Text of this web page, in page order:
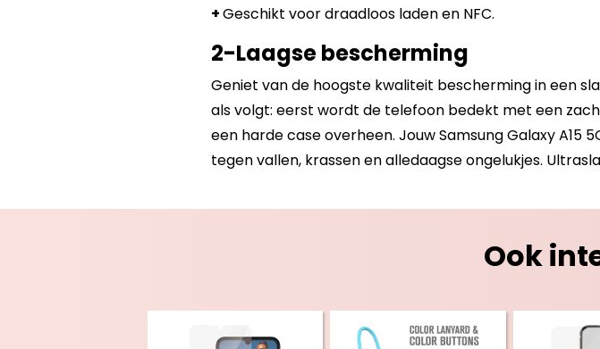
+Geschikt voor draadloos laden en NFC.
2-Laagse bescherming
Geniet van de hoogste kwaliteit bescherming in een
als volgt: eerst wordt de telefoon bedekt met een
een harde case overheen. Jouw Samsung Galaxy A15
tegen vallen, krassen en alledaagse ongelukjes.
Ook